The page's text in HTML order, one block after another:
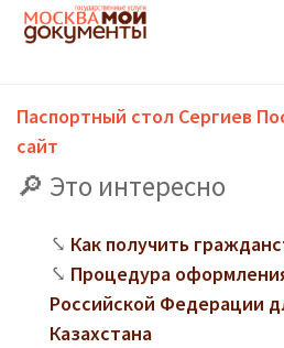
Паспортный стол Сергиев
сайт
Это интересно
Как получить
Процедура
Российской Федерации
Казахстана